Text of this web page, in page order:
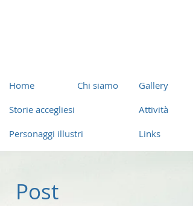
Home
Chi siamo
Storie accegliesi
Personaggi illustri
Gallery
Attività
Links
Post